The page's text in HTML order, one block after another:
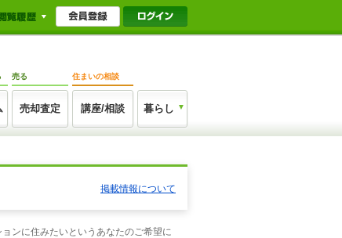
売る
売却査定
住まいの相談
講座/相談 暮らし
掲載情報について
ンに住みたいというあなたのご希望に